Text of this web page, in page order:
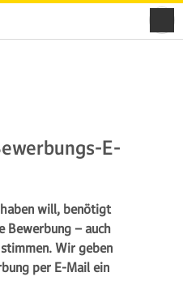
E-
will, benötigt
Bewerbung – auch
Wir geben
per E-Mail ein